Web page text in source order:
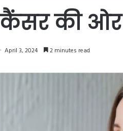
की ओर
April 3, 2024 2 minutes read